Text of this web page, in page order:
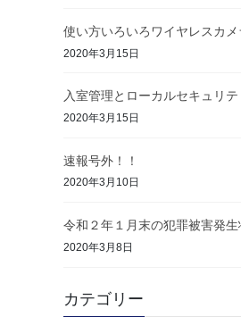
使い方いろいろワイヤレスカメ
2020年3月15日
入室管理とローカルセキュリテ
2020年3月15日
速報号外！！
2020年3月10日
令和２年１月末の犯罪被害発生
2020年3月8日
カテゴリー